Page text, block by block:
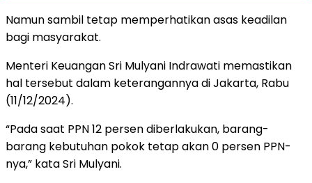
Namun sambil tetap memperhatikan asas keadilan
bagi masyarakat.
Menteri Keuangan Sri Mulyani Indrawati memastikan
hal tersebut dalam keterangannya di Jakarta, Rabu
(11/12/2024).
“Pada saat PPN 12 persen diberlakukan, barang-
barang kebutuhan pokok tetap akan 0 persen PPN-
nya,” kata Sri Mulyani.